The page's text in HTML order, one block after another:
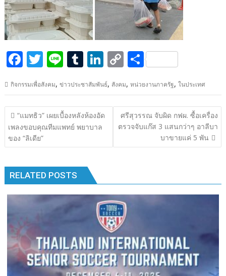
F
ac
e
b
o
o
T
itt
er
Li
e
T
m
bl
r
Li
k
e
dI
C
p
y
Li
S
ar
e
กิจกรรมเพื่อสังคม,ข่าวประชาสัมพันธ์, สังคม,หน่วยงานภาครัฐ,ในประเทศ
แนะแนว
เรื่อง
“แมทธิว” เผยเบื้องหลังห้องอัด
เพลงขอบคุณทีมแพทย์ พยาบาล
ของ “ลิเดีย”
ศรีสุวรรณ จับผิด กฟผ. ซื้อเครื่อง
ตรวจจับแก๊ส 3 แสนกว่าๆ อาลีบา
บาขายแค่ 5 พัน
RELATED POSTS